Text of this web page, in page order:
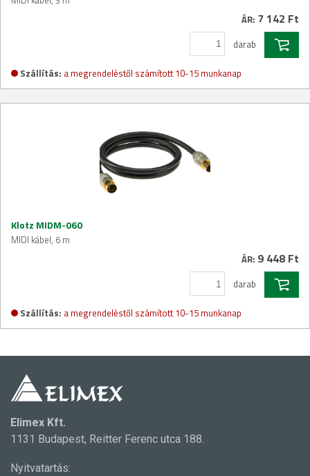
ÁR: 7 142 Ft
darab
Szállítás: a megrendeléstől számított 10-15 munkanap
Klotz MIDM-060
MIDI kábel, 6 m
ÁR: 9 448 Ft
darab
Szállítás: a megrendeléstől számított 10-15 munkanap
Elimex Kft.
1131 Budapest, Reitter Ferenc utca 188.
Nyitvatartás: